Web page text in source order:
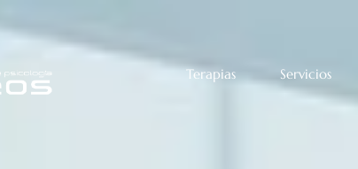
Terapias Servicios